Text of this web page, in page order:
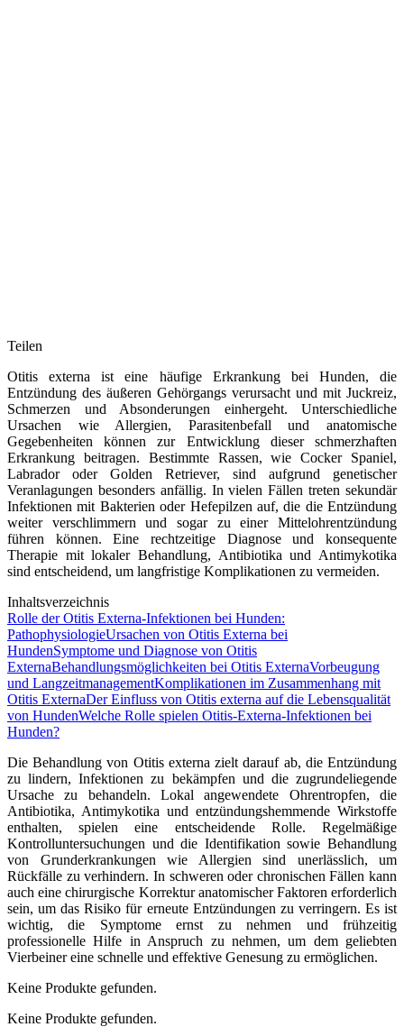
Teilen
Otitis externa ist eine häufige Erkrankung bei Hunden, die
Entzündung des äußeren Gehörgangs verursacht und mit Juckreiz,
Schmerzen und Absonderungen einhergeht. Unterschiedliche
Ursachen wie Allergien, Parasitenbefall und anatomische
Gegebenheiten können zur Entwicklung dieser schmerzhaften
Erkrankung beitragen. Bestimmte Rassen, wie Cocker Spaniel,
Labrador oder Golden Retriever, sind aufgrund genetischer
Veranlagungen besonders anfällig. In vielen Fällen treten sekundär
Infektionen mit Bakterien oder Hefepilzen auf, die die Entzündung
weiter verschlimmern und sogar zu einer Mittelohrentzündung
führen können. Eine rechtzeitige Diagnose und konsequente
Therapie mit lokaler Behandlung, Antibiotika und Antimykotika
sind entscheidend, um langfristige Komplikationen zu vermeiden.
Inhaltsverzeichnis
Rolle der Otitis Externa-Infektionen bei Hunden:
PathophysiologieUrsachen von Otitis Externa bei
HundenSymptome und Diagnose von Otitis
ExternaBehandlungsmöglichkeiten bei Otitis ExternaVorbeugung
und LangzeitmanagementKomplikationen im Zusammenhang mit
Otitis ExternaDer Einfluss von Otitis externa auf die Lebensqualität
von HundenWelche Rolle spielen Otitis-Externa-Infektionen bei
Hunden?
Die Behandlung von Otitis externa zielt darauf ab, die Entzündung
zu lindern, Infektionen zu bekämpfen und die zugrundeliegende
Ursache zu behandeln. Lokal angewendete Ohrentropfen, die
Antibiotika, Antimykotika und entzündungshemmende Wirkstoffe
enthalten, spielen eine entscheidende Rolle. Regelmäßige
Kontrolluntersuchungen und die Identifikation sowie Behandlung
von Grunderkrankungen wie Allergien sind unerlässlich, um
Rückfälle zu verhindern. In schweren oder chronischen Fällen kann
auch eine chirurgische Korrektur anatomischer Faktoren erforderlich
sein, um das Risiko für erneute Entzündungen zu verringern. Es ist
wichtig, die Symptome ernst zu nehmen und frühzeitig
professionelle Hilfe in Anspruch zu nehmen, um dem geliebten
Vierbeiner eine schnelle und effektive Genesung zu ermöglichen.
Keine Produkte gefunden.
Keine Produkte gefunden.